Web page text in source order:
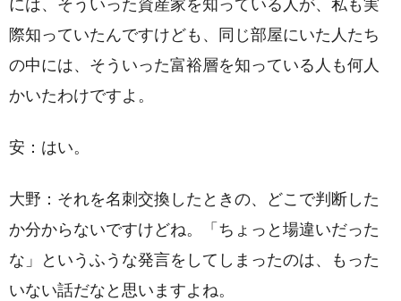
には、そういった資産家を知っている人が、私も実
際知っていたんですけども、同じ部屋にいた人たち
の中には、そういった富裕層を知っている人も何人
かいたわけですよ。
安：はい。
大野：それを名刺交換したときの、どこで判断した
か分からないですけどね。「ちょっと場違いだった
な」というふうな発言をしてしまったのは、もった
いない話だなと思いますよね。